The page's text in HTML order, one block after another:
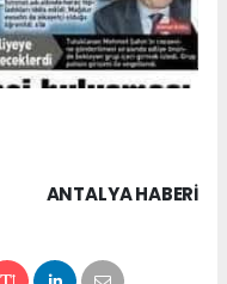
ANTALYA HABERİ